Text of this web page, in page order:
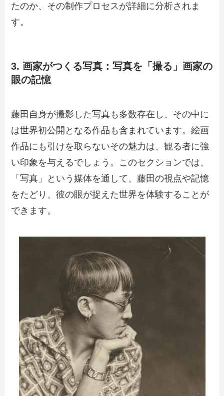
たのか、その制作プロセスが詳細に分析されま
す。
3. 画家がつくる写真：写真を「撮る」画家の
眼の記憶
藤田自身が撮影した写真も多数存在し、その中に
は世界初公開となる作品も含まれています。絵画
作品にも引けを取らないその魅力は、観る者に強
い印象を与えるでしょう。このセクションでは、
「写真」という媒体を通して、藤田の視点や記憶
をたどり、彼の眼が捉えた世界を体験することが
できます。